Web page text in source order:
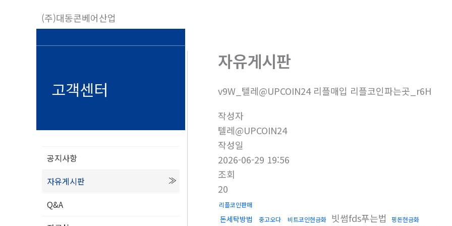
(주)대동콘베어산업
고객센터
공지사항
자유게시판
Q&A
자유게시판
v9W_텔레@UPCOIN24 리플매입 리플코인파는곳_r6H
작성자
텔레@UPCOIN24
작성일
2026-06-29 19:56
조회
20
리플코인판매
돈세탁방법 중고오다 비트코인현금화 빗썸fds푸는법 핑돈현금화